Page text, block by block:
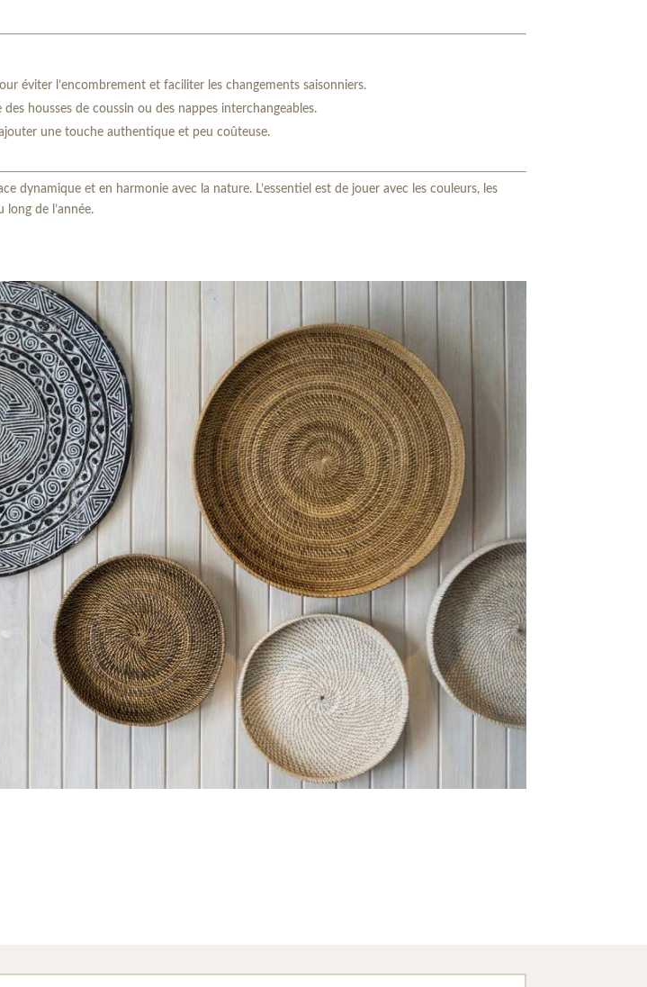
éviter l’encombrement et faciliter les changements saisonniers.
housses de coussin ou des nappes interchangeables.
une touche authentique et peu coûteuse.
dynamique et en harmonie avec la nature. L’essentiel est de jouer avec les couleurs, les
de l’année.